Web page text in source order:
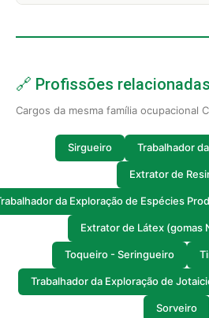
🔗 Profissões relacionadas
Cargos da mesma família ocupacional
Sirgueiro Trabalhador
Extrator de
da Exploração de Espécies
Extrator de Látex (gomas
Toqueiro - Seringueiro
Trabalhador da Exploração de
Sorveiro